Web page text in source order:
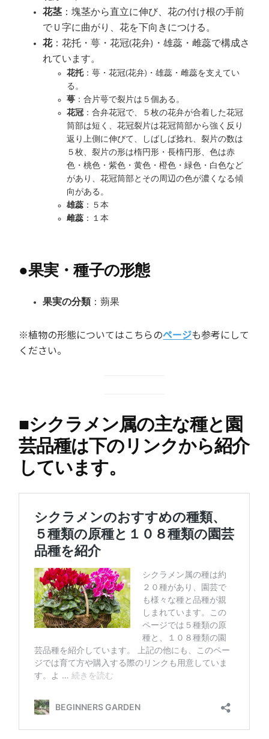
花茎 ：塊茎から直立に伸び、花の付け根の手前
でＵ字に曲がり、花を下向きにつける。
花：花托・萼・花冠(花弁)・雄蕊・雌蕊で構成さ
れています。
花托：萼・花冠(花弁)・雄蕊・雌蕊を支えてい
る。
萼 ：合片萼で裂片は５個ある。
花冠 ：合弁花冠で、５枚の花弁が合着した花冠
筒部は短く、花冠裂片は花冠筒部から強く反り
返り上側に伸びて、しばしば捻れ、裂片の数は
５枚、裂片の形は楕円形・長楕円形、色は赤
色・桃色・紫色・黄色・橙色・緑色・白色など
があり、花冠筒部とその周辺の色が濃くなる傾
向がある。
雄蕊 ：５本
雌蕊 ：１本
●果実・種子の形態
果実の分類 ：蒴果
※植物の形態についてはこちらのページも参考にして
ください。
■シクラメン属の主な種と園
芸品種は下のリンクから紹介
しています。